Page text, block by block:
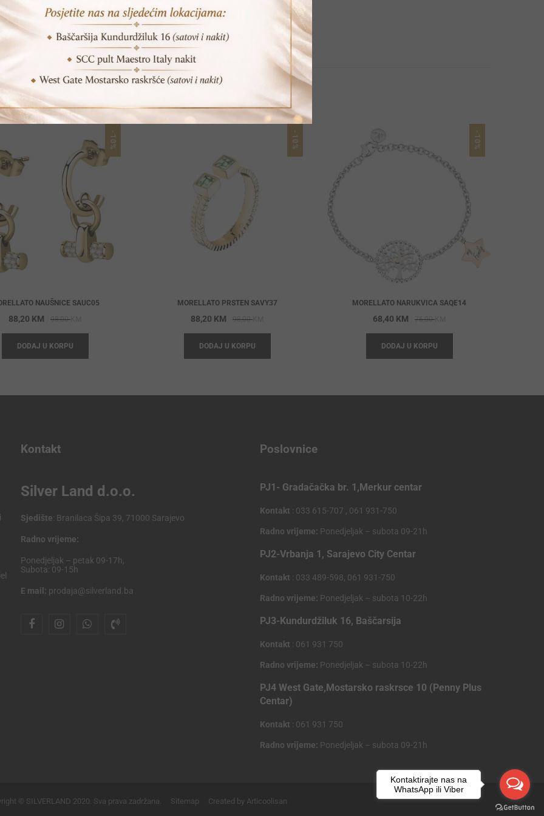
-10%
NAUŠNICE SAUC05
98,00
price
98,00 KM.
88,20 KM
price
88,20 KM.
DODAJ U KORPU
-10%
MORELLATO PRSTEN SAVY37
98,00
price
98,00 KM.
88,20 KM
price
88,20 KM.
DODAJ U KORPU
-10%
MORELLATO NARUKVICA SAQE14
76,00
price
76,00 KM.
68,40 KM
price
68,40 KM.
DODAJ U KORPU
Kontakt
Silver Land d.o.o.
Sjedište: Branilaca Šipa 39, 71000 Sarajevo
Radno vrijeme:
Ponedjeljak – petak 09-17h,
Subota: 09-15h
E mail: prodaja@silverland.ba
Poslovnice
PJ1- Gradačačka br. 1,Merkur centar
Kontakt : 033 615-707 , 061 931-750
Radno vrijeme: Ponedjeljak – subota 09-21h
PJ2-Vrbanja 1, Sarajevo City Centar
Kontakt : 033 489-598, 061 931-750
Radno vrijeme: Ponedjeljak – subota 10-22h
PJ3-Kundurdžiluk 16, Baščarsija
Kontakt : 061 931 750
Radno vrijeme: Ponedjeljak – subota 10-22h
PJ4 West Gate,Mostarsko raskrsce 10 (Penny Plus
Centar)
Kontakt : 061 931 750
Radno vrijeme: Ponedjeljak – subota 09-21h
© SILVERLAND 2020. Sva prava zadržana. Sitemap Created by Articoolisan
Kontaktirajte nas na
WhatsApp ili Viber